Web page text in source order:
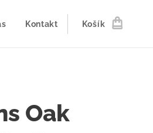
Kontakt Košík
Oak